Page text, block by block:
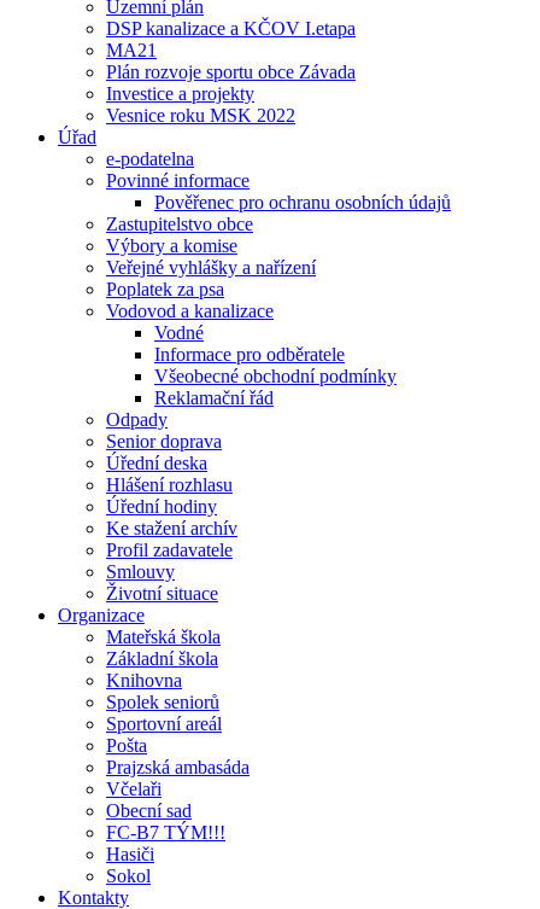
Územní plán
DSP kanalizace a KČOV I.etapa
MA21
Plán rozvoje sportu obce Závada
Investice a projekty
Vesnice roku MSK 2022
Úřad
e-podatelna
Povinné informace
Pověřenec pro ochranu osobních údajů
Zastupitelstvo obce
Výbory a komise
Veřejné vyhlášky a nařízení
Poplatek za psa
Vodovod a kanalizace
Vodné
Informace pro odběratele
Všeobecné obchodní podmínky
Reklamační řád
Odpady
Senior doprava
Úřední deska
Hlášení rozhlasu
Úřední hodiny
Ke stažení archív
Profil zadavatele
Smlouvy
Životní situace
Organizace
Mateřská škola
Základní škola
Knihovna
Spolek seniorů
Sportovní areál
Pošta
Prajzská ambasáda
Včelaři
Obecní sad
FC-B7 TÝM!!!
Hasiči
Sokol
Kontakty